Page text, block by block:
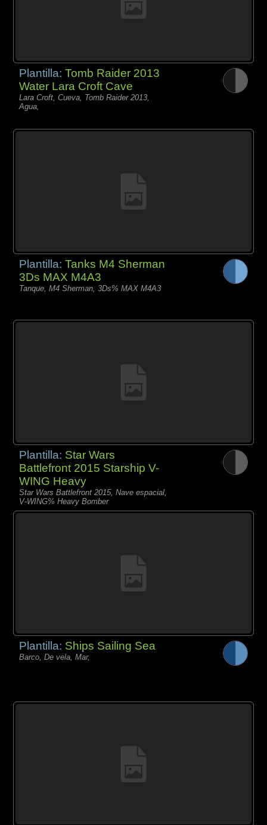
Plantilla:Tomb Raider 2013
Water Lara Croft Cave
Lara Croft, Cueva, Tomb Raider 2013,
Agua,
Plantilla:Tanks M4 Sherman
3Ds MAX M4A3
Tanque, M4 Sherman, 3Ds% MAX M4A3
Plantilla: Star Wars
Battlefront 2015 Starship V-
WING Heavy
Star Wars Battlefront 2015, Nave espacial,
V-WING% Heavy Bomber
Plantilla: Ships Sailing Sea
Barco, De vela, Mar,